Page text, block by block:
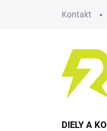
Kontakt
DIELY A